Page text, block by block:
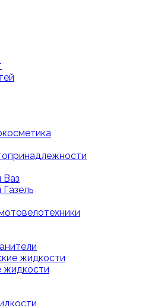
Ваз
жидкости
жидкости